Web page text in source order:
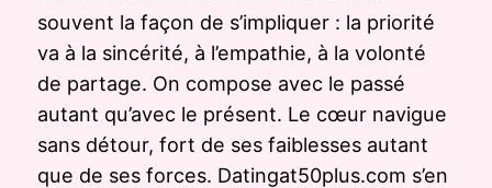
souvent la façon de s’impliquer : la priorité
va à la sincérité, à l’empathie, à la volonté
de partage. On compose avec le passé
autant qu’avec le présent. Le cœur navigue
sans détour, fort de ses faiblesses autant
que de ses forces. Datingat50plus.com s’en